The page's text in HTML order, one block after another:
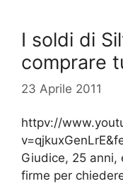
I soldi di
comprare
23 Aprile 2011
httpv://
Giudice, 25 anni,
firme per